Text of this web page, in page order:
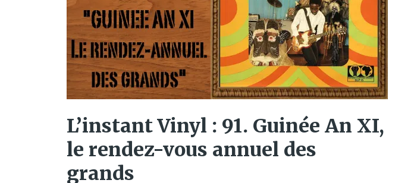
L’instant Vinyl : 91. Guinée An XI,
le rendez-vous annuel des
grands